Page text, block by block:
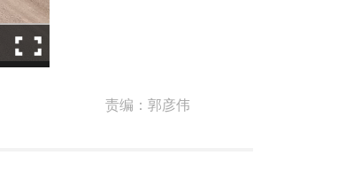
责编： 郭彦伟